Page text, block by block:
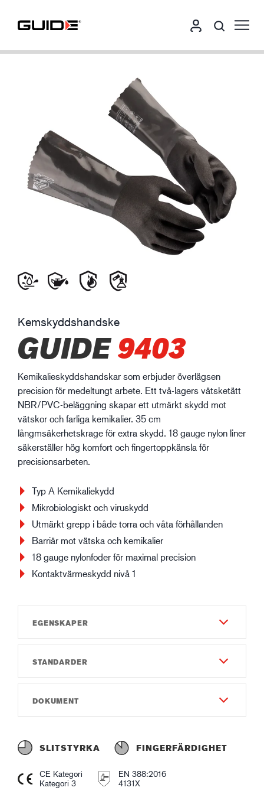
Kemskyddshandske
GUIDE9403
Kemikalieskyddshandskar som erbjuder överlägsen
precision för medeltungt arbete. Ett två-lagers vätsketätt
NBR/PVC-beläggning skapar ett utmärkt skydd mot
vätskor och farliga kemikalier. 35 cm
långmsäkerhetskrage för extra skydd. 18 gauge nylon liner
säkerställer hög komfort och fingertoppkänsla för
precisionsarbeten.
Typ A Kemikaliekydd
Mikrobiologiskt och viruskydd
Utmärkt grepp i både torra och våta förhållanden
Barriär mot vätska och kemikalier
18 gauge nylonfoder för maximal precision
Kontaktvärmeskydd nivå 1
EGENSKAPER
Slitstyrka
6
Fingerfärdighet
7
Total längd (cm)
35
Gauge
STANDARDER
4131X
JKLMNOPT
EN ISO 374-5:2016
VIRUS
DOKUMENT
Instruction of use GUIDE 9403.pdf
Försäkran om överensstämmelse
Declaration of Conformity GUIDE 9403.pdf
SLITSTYRKA FINGERFÄRDIGHET
CE Kategori
Kategori 3
EN 388:2016
4131X